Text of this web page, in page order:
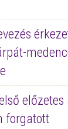
előzetes
forgatott